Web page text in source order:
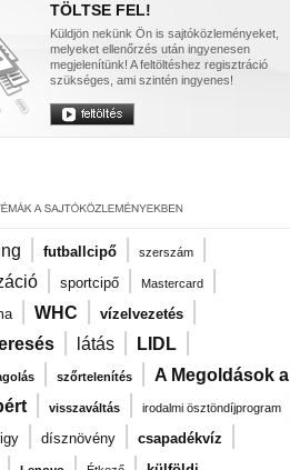
TÖLTSE FEL!
Küldjön nekünk Ön is sajtóközleményeket,
melyeket ellenőrzés után ingyenesen
megjelenítünk! A feltöltéshez regisztráció
szükséges, ami szintén ingyenes!
| futballcipő | szerszám |
| sportcipő | Mastercard |
| WHC | vízelvezetés |
| látás | LIDL |
| szőrtelenítés | A Megoldások a
| visszaváltás | irodalmi ösztöndíjprogram
| dísznövény | csapadékvíz |